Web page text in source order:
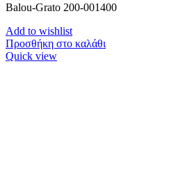
Balou-Grato 200-001400
Add to wishlist
Προσθήκη στο καλάθι
Quick view